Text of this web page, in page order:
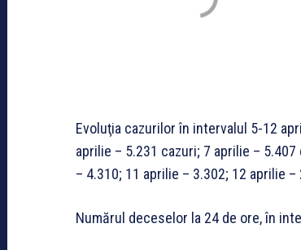
Evoluţia cazurilor în intervalul 5-12
aprilie – 5.231 cazuri; 7 aprilie –
– 4.310; 11 aprilie – 3.302; 12 aprilie –
Numărul deceselor la 24 de ore, în